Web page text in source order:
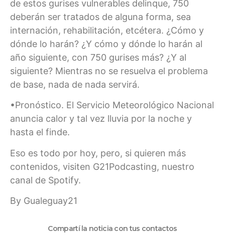
de estos gurises vulnerables delinque, 750
deberán ser tratados de alguna forma, sea
internación, rehabilitación, etcétera. ¿Cómo y
dónde lo harán? ¿Y cómo y dónde lo harán al
año siguiente, con 750 gurises más? ¿Y al
siguiente? Mientras no se resuelva el problema
de base, nada de nada servirá.
•Pronóstico. El Servicio Meteorológico Nacional
anuncia calor y tal vez lluvia por la noche y
hasta el finde.
Eso es todo por hoy, pero, si quieren más
contenidos, visiten G21Podcasting, nuestro
canal de Spotify.
By Gualeguay21
Compartí la noticia con tus contactos